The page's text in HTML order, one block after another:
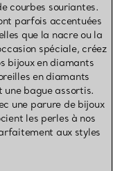
courbes souriantes.
parfois accentuées
que la nacre ou la
spéciale, créez
bijoux en diamants
en diamants
une bague assortis.
une parure de bijoux
les perles à nos
aux styles